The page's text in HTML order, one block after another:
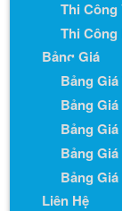
Thi Công
Thi
Bảng Giá
Bảng
Bảng
Bảng
Bảng
Bảng
Liên Hệ